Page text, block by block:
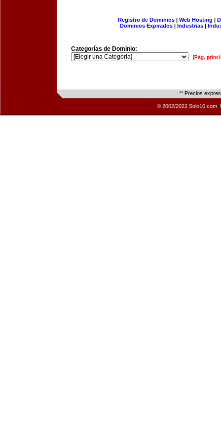
Registro de Dominios| Web Hosting |
Dominios Expirados | Industrias |
Categorías de Dominio:
[Pág.
** Precios
© 2002/2022 Solo10.com